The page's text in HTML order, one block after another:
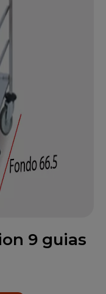
9 guias